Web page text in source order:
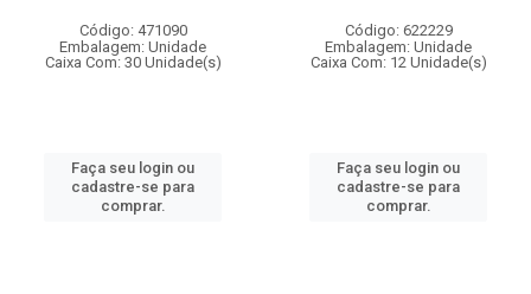
Código: 471090
Embalagem: Unidade
Caixa Com: 30 Unidade(s)
Faça seu login ou
cadastre-se para
comprar.
Código: 622229
Embalagem: Unidade
Caixa Com: 12 Unidade(s)
Faça seu login ou
cadastre-se para
comprar.